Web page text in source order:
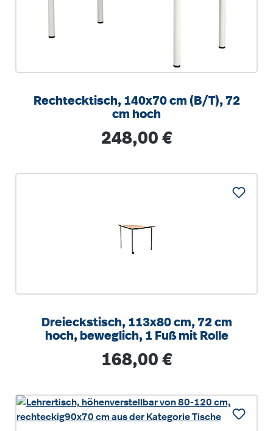
Rechtecktisch, 140x70 cm (B/T), 72
cm hoch
Regulärer Preis:
248,00 €
Dreieckstisch, 113x80 cm, 72 cm
hoch, beweglich, 1 Fuß mit Rolle
Regulärer Preis:
168,00 €